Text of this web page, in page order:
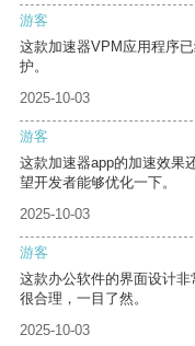
游客
这款加速器VPM应用程序
护。
2025-10-03
游客
这款加速器app的加速效果
望开发者能够优化一下。
2025-10-03
游客
这款办公软件的界面设计
很合理，一目了然。
2025-10-03